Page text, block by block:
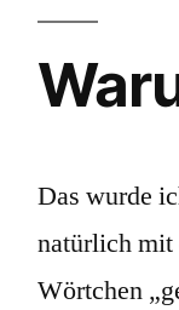
Das wurde
natürlich mit
Wörtchen